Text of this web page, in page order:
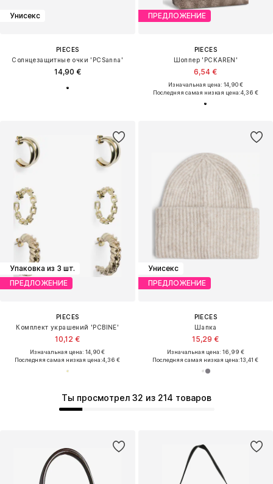
Унисекс
PIECES
Солнцезащитные очки 'PCSanna'
14,90 €
ПРЕДЛОЖЕНИЕ
PIECES
Шоппер 'PCKAREN'
6,54 €
Изначальная цена: 14,90 €
Последняя самая низкая цена:4,36 €
Упаковка из 3 шт.
ПРЕДЛОЖЕНИЕ
PIECES
Комплект украшений 'PCBINE'
10,12 €
Изначальная цена: 14,90 €
Последняя самая низкая цена:4,36 €
Унисекс
ПРЕДЛОЖЕНИЕ
PIECES
Шапка
15,29 €
Изначальная цена: 16,99 €
Последняя самая низкая цена:13,41 €
Ты просмотрел 32 из 214 товаров